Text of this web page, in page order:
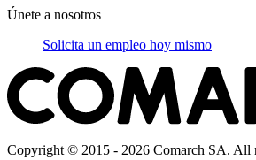
Únete a nosotros
Solicita un empleo hoy mismo
Copyright © 2015 - 2026 Comarch SA. All